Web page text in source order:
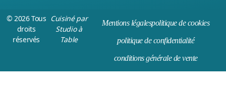
© 2026 Tous
droits
réservés
Cuisiné par
Studio à
Table
Mentions légalespolitique de cookies
politique de confidentialité
conditions générale de vente